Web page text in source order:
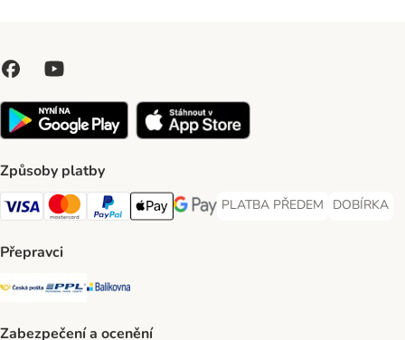
Způsoby platby
Visa Payment Method
Mastercard Payment Method
PayPal Payment Method
Apple pay Payment Method
GooglePay Payment Method
PLATBA PŘEDEM
PLATBA PŘEDEM Payment
DOBÍRKA
DOBÍRKA
Přepravci
Česká pošta Shipping Method
PPL Shipping Method
Balíkovna Shipping Method
Zabezpečení a ocenění